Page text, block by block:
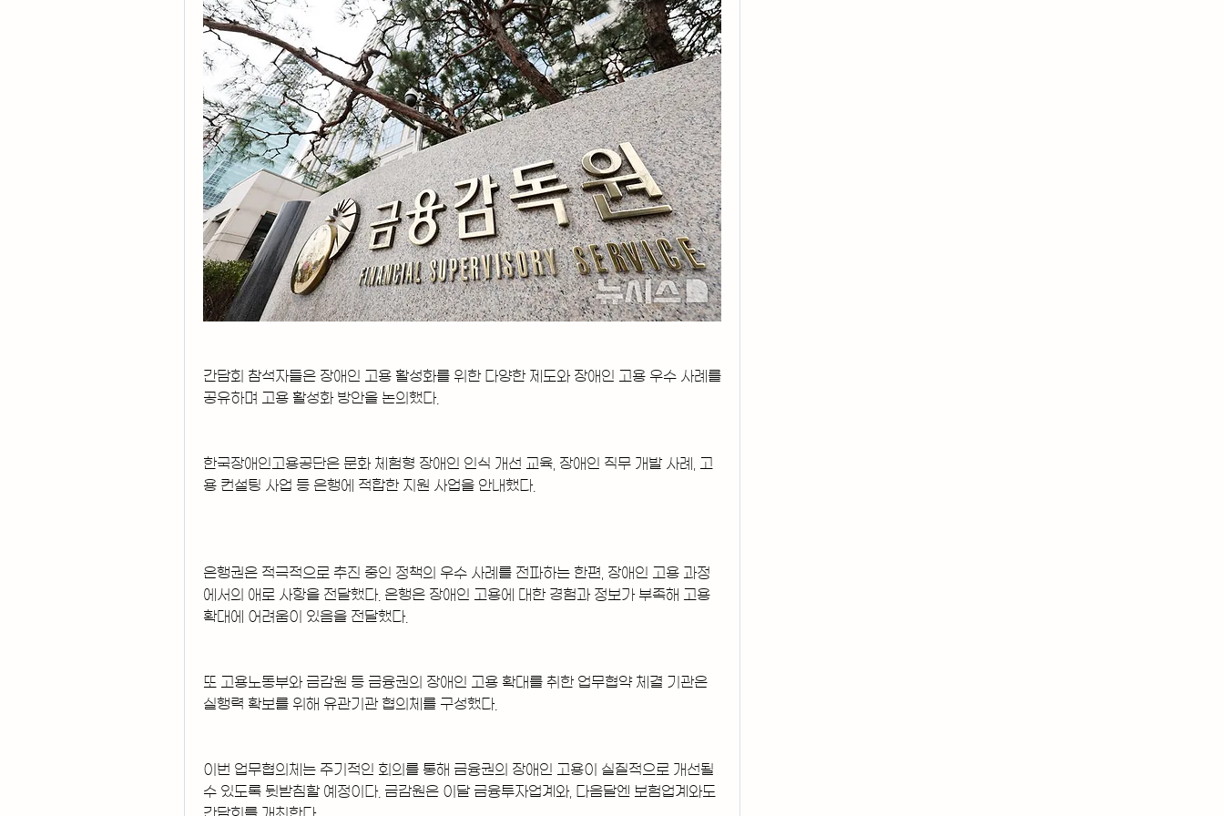
간담회 참석자들은 장애인 고용 활성화를 위한 다양한 제도와 장애인 고용 우수 사례를
공유하며 고용 활성화 방안을 논의했다.
한국장애인고용공단은 문화 체험형 장애인 인식 개선 교육, 장애인 직무 개발 사례, 고
용 컨설팅 사업 등 은행에 적합한 지원 사업을 안내했다.
은행권은 적극적으로 추진 중인 정책의 우수 사례를 전파하는 한편, 장애인 고용 과정
에서의 애로 사항을 전달했다. 은행은 장애인 고용에 대한 경험과 정보가 부족해 고용
확대에 어려움이 있음을 전달했다.
또 고용노동부와 금감원 등 금융권의 장애인 고용 확대를 취한 업무협약 체결 기관은
실행력 확보를 위해 유관기관 협의체를 구성했다.
이번 업무협의체는 주기적인 회의를 통해 금융권의 장애인 고용이 실질적으로 개선될
수 있도록 뒷받침할 예정이다. 금감원은 이달 금융투자업계와, 다음달엔 보험업계와도